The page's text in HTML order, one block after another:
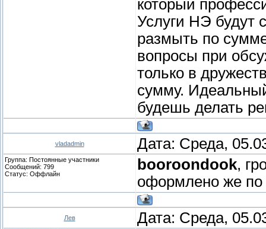
который
Услуги НЭ будут
размыть по
вопросы при
только в
сумму.
будешь делать
vladadmin Дата: Среда,
Группа: Постоянные участники
Сообщений: 799
Статус: Оффлайн
booroondook,
оформлено же по
Лев Дата: Среда,